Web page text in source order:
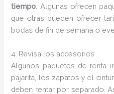
tiempo . Algunas ofrecen
que otras pueden ofrecer
bodas de fin de semana o
4. Revisa los accesorios
Algunos paquetes de renta
pajarita, los zapatos y el
deben rentar por separado.